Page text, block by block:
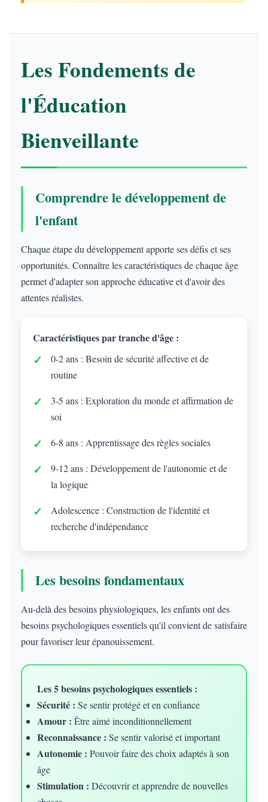
Les Fondements de
l'Éducation
Bienveillante
Comprendre le développement de
l'enfant
Chaque étape du développement apporte ses défis et ses
opportunités. Connaître les caractéristiques de chaque âge
permet d'adapter son approche éducative et d'avoir des
attentes réalistes.
Caractéristiques par tranche d'âge :
0-2 ans : Besoin de sécurité affective et de
routine
3-5 ans : Exploration du monde et affirmation de
soi
6-8 ans : Apprentissage des règles sociales
9-12 ans : Développement de l'autonomie et de
la logique
Adolescence : Construction de l'identité et
recherche d'indépendance
Les besoins fondamentaux
Au-delà des besoins physiologiques, les enfants ont des
besoins psychologiques essentiels qu'il convient de satisfaire
pour favoriser leur épanouissement.
Les 5 besoins psychologiques essentiels :
Sécurité : Se sentir protégé et en confiance
Amour : Être aimé inconditionnellement
Reconnaissance : Se sentir valorisé et important
Autonomie : Pouvoir faire des choix adaptés à son
âge
Stimulation : Découvrir et apprendre de nouvelles